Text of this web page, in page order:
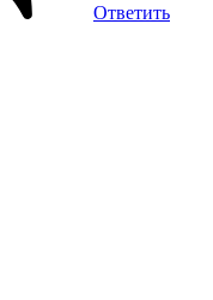
Ответить